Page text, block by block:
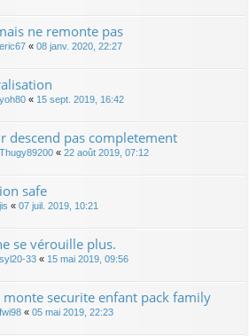
ne remonte pas
eric67 « 08 janv. 2020, 22:27
yoh80 « 15 sept. 2019, 16:42
descend pas completement
Thugy89200 « 22 août 2019, 07:12
safe
jis « 07 juil. 2019, 10:21
se vérouille plus.
syl20-33 « 15 mai 2019, 09:56
securite enfant pack family
fwi98 « 05 mai 2019, 22:23